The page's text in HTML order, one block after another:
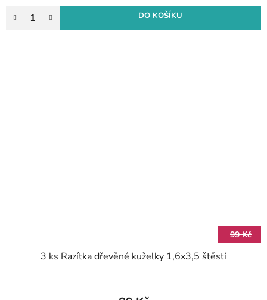
DO KOŠÍKU
99 Kč
3 ks Razítka dřevěné kuželky 1,6x3,5 štěstí